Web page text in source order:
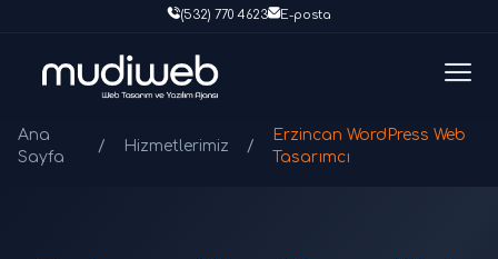
(532) 770 4623 E-posta
Ana
Sayfa
/ Hizmetlerimiz /
Erzincan WordPress Web
Tasarımcı